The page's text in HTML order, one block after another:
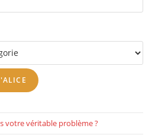
votre véritable problème ?